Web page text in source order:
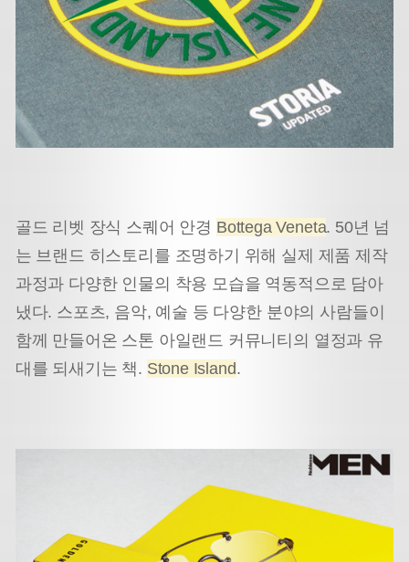
골드 리벳 장식 스퀘어 안경 Bottega Veneta. 50년 넘
는 브랜드 히스토리를 조명하기 위해 실제 제품 제작
과정과 다양한 인물의 착용 모습을 역동적으로 담아
냈다. 스포츠, 음악, 예술 등 다양한 분야의 사람들이
함께 만들어온 스톤 아일랜드 커뮤니티의 열정과 유
대를 되새기는 책. Stone Island.